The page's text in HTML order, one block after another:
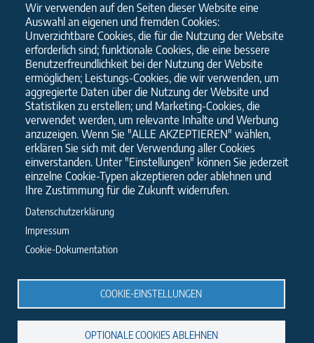
ELECTRICAL-CABINET CONSTRUCTION
PLEASE USE OUR CONTACT FORM
Name
E-Mail
Message
I have read theprivacy policy
Wir verwenden auf den Seiten dieser Website eine
Auswahl an eigenen und fremden Cookies:
Unverzichtbare Cookies, die für die Nutzung der Website
erforderlich sind; funktionale Cookies, die eine bessere
Benutzerfreundlichkeit bei der Nutzung der Website
ermöglichen; Leistungs-Cookies, die wir verwenden, um
aggregierte Daten über die Nutzung der Website und
Statistiken zu erstellen; und Marketing-Cookies, die
verwendet werden, um relevante Inhalte und Werbung
anzuzeigen. Wenn Sie "ALLE AKZEPTIEREN" wählen,
erklären Sie sich mit der Verwendung aller Cookies
einverstanden. Unter "Einstellungen" können Sie jederzeit
einzelne Cookie-Typen akzeptieren oder ablehnen und
Ihre Zustimmung für die Zukunft widerrufen.
Datenschutzerklärung
Impressum
Cookie-Dokumentation
COOKIE-EINSTELLUNGEN
OPTIONALE COOKIES ABLEHNEN